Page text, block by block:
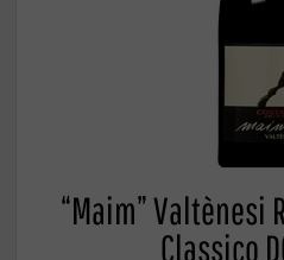
“Maim” Valtènesi
Classico